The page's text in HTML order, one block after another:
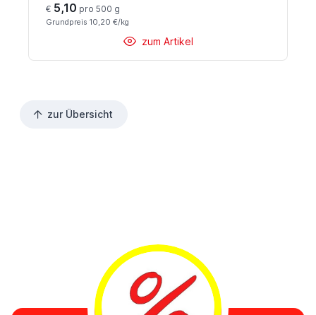
€ 5,10 pro 500 g
Grundpreis 10,20 €/kg
zum Artikel
zur Übersicht